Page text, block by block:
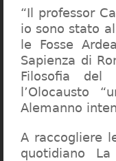
“Il professor
io sono stato
le Fosse
Sapienza di
Filosofia del
l’Olocausto
Alemanno
A raccogliere
quotidiano